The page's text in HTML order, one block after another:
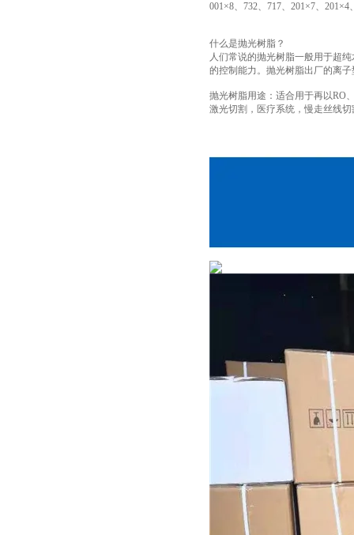
001×8、732、717、201×7、
什么是抛光树脂？
人们常说的抛光树脂一般用于超
的控制能力。抛光树脂出厂的离
抛光树脂用途：适合用于再以RO
激光切割，医疗系统，慢走丝线